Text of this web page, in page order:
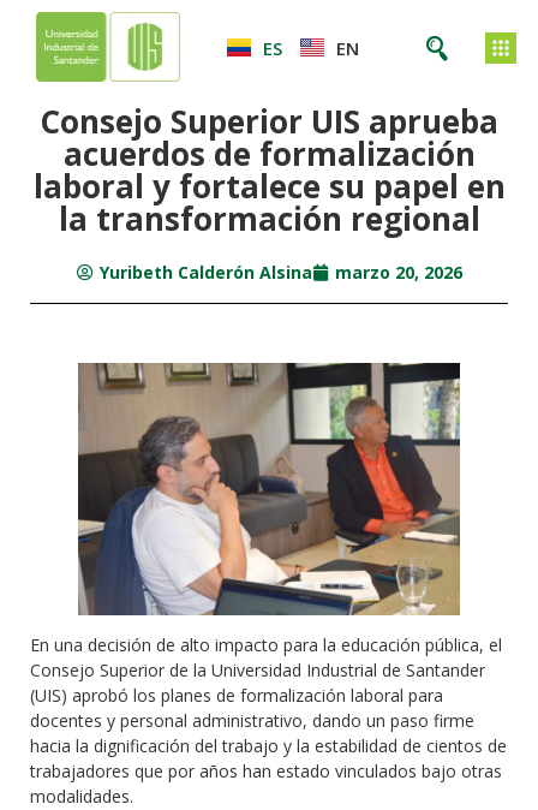
ES EN
Consejo Superior UIS aprueba
acuerdos de formalización
laboral y fortalece su papel en
la transformación regional
Yuribeth Calderón Alsina marzo 20, 2026
En una decisión de alto impacto para la educación pública, el
Consejo Superior de la Universidad Industrial de Santander
(UIS) aprobó los planes de formalización laboral para
docentes y personal administrativo, dando un paso firme
hacia la dignificación del trabajo y la estabilidad de cientos de
trabajadores que por años han estado vinculados bajo otras
modalidades.